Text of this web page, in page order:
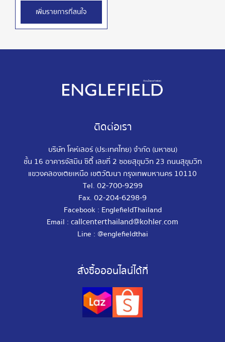
เพิ่มรายการที่สนใจ
ติดต่อเรา
บริษัท โคห์เลอร์ (ประเทศไทย) จำกัด (มหาชน)
ชั้น 16 อาคารจัสมิน ซิตี้ เลขที่ 2 ซอยสุขุมวิท 23 ถนนสุขุมวิท
แขวงคลองเตยเหนือ เขตวัฒนา กรุงเทพมหานคร 10110
Tel. 02-700-9299
Fax. 02-204-6298-9
Facebook : EnglefieldThailand
Email : callcenterthailand@kohler.com
Line : @englefieldthai
สั่งซื้อออนไลน์ได้ที่